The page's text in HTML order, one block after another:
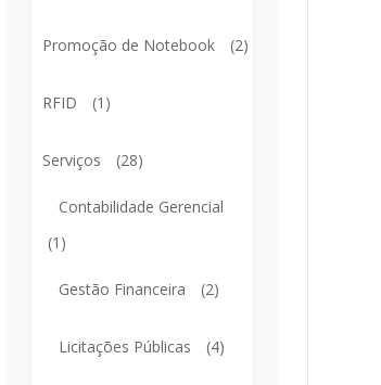
Promoção de Notebook (2)
RFID (1)
Serviços (28)
Contabilidade Gerencial
(1)
Gestão Financeira (2)
Licitações Públicas (4)